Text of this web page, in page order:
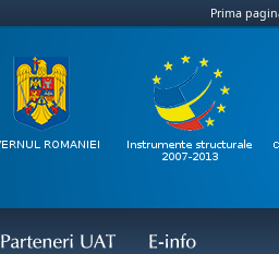
Prima
Parteneri UAT E-info